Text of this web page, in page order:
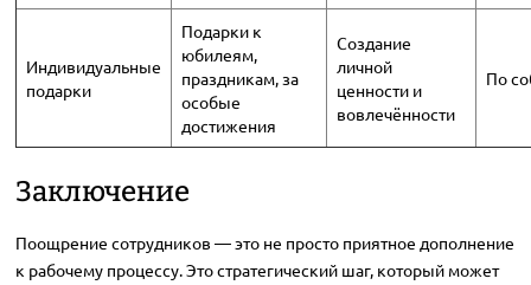
Индивидуальные
подарки
Подарки к
юбилеям,
праздникам, за
особые
достижения
Создание
личной
ценности и
вовлечённости
По
Заключение
Поощрение сотрудников — это не просто приятное дополнение
к рабочему процессу. Это стратегический шаг, который может